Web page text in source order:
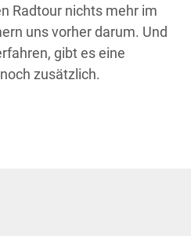
Radtour nichts mehr im
uns vorher darum. Und
gibt es eine
zusätzlich.